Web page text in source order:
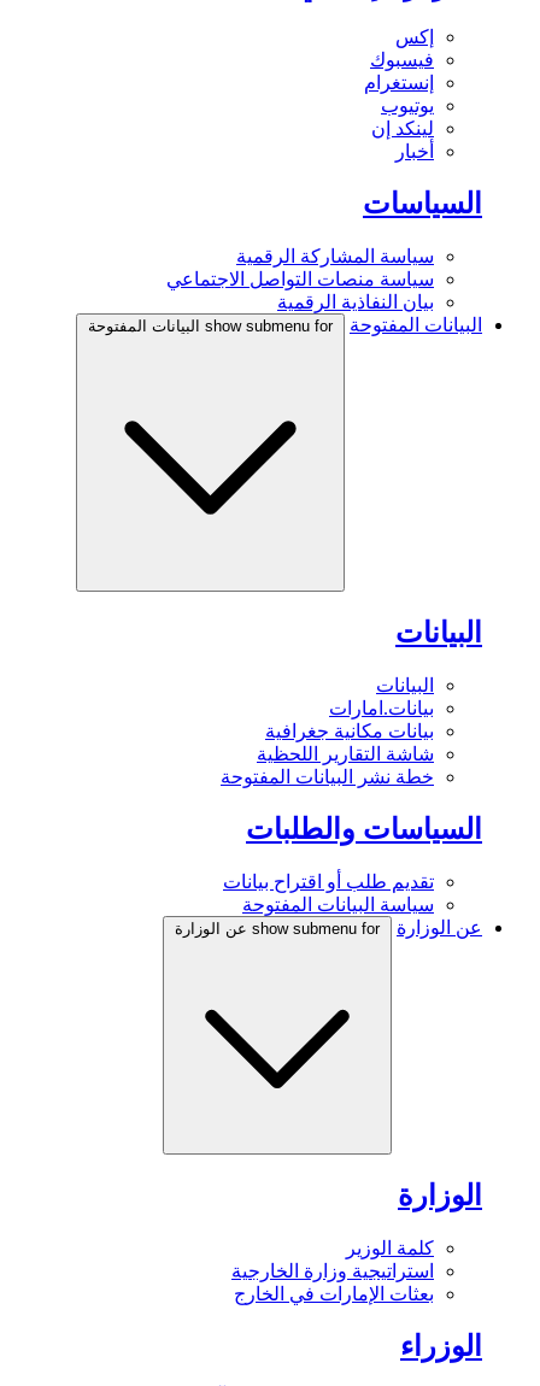
إكس
فيسبوك
إنستغرام
يوتيوب
لينكد إن
أخبار
السياسات
سياسة المشاركة الرقمية
سياسة منصات التواصل الاجتماعي
بيان النفاذية الرقمية
البيانات المفتوحة
show submenu for البيانات المفتوحة
البيانات
البيانات
بيانات.امارات
بيانات مكانية جغرافية
شاشة التقارير اللحظية
خطة نشر البيانات المفتوحة
السياسات والطلبات
تقديم طلب أو اقتراح بيانات
سياسة البيانات المفتوحة
عن الوزارة
show submenu for عن الوزارة
الوزارة
كلمة الوزير
استراتيجية وزارة الخارجية
بعثات الإمارات في الخارج
الوزراء